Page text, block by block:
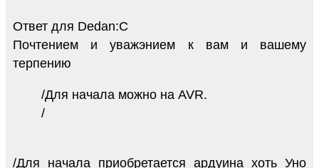
Ответ для Dedan:С
Почтением и уважэнием к вам и вашему
терпению
/Для начала можно на AVR.
/
/Для начала приобретается ардуина хоть Уно